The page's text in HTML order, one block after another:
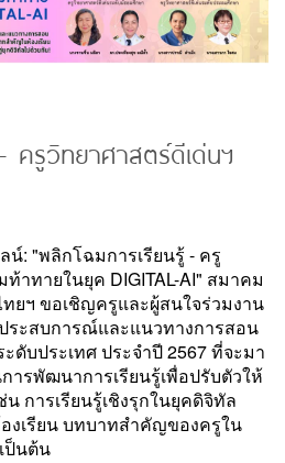
ครูวิทยาศาสตร์ดีเด่นฯ
: "พลิกโฉมการเรียนรู้ - ครู
าทายในยุค DIGITAL-AI" สมาคม
ยฯ ขอเชิญครูและผู้สนใจร่วมงาน
ระสบการณ์และแนวทางการสอน
ดับประเทศ ประจำปี 2567 ที่จะมา
ารพัฒนาการเรียนรู้เพื่อปรับตัวให้
การเรียนรู้เชิงรุกในยุคดิจิทัล
งเรียน บทบาทสำคัญของครูใน
ป็นต้น